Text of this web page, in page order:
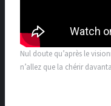
Nul doute qu’après le
n’allez que la chérir